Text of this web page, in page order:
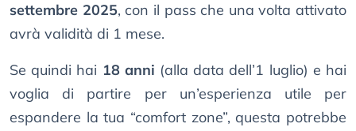
settembre 2025, con il pass che una volta attivato
avrà validità di 1 mese.
Se quindi hai 18 anni (alla data dell’1 luglio) e hai
voglia di partire per un’esperienza utile per
espandere la tua “comfort zone”, questa potrebbe